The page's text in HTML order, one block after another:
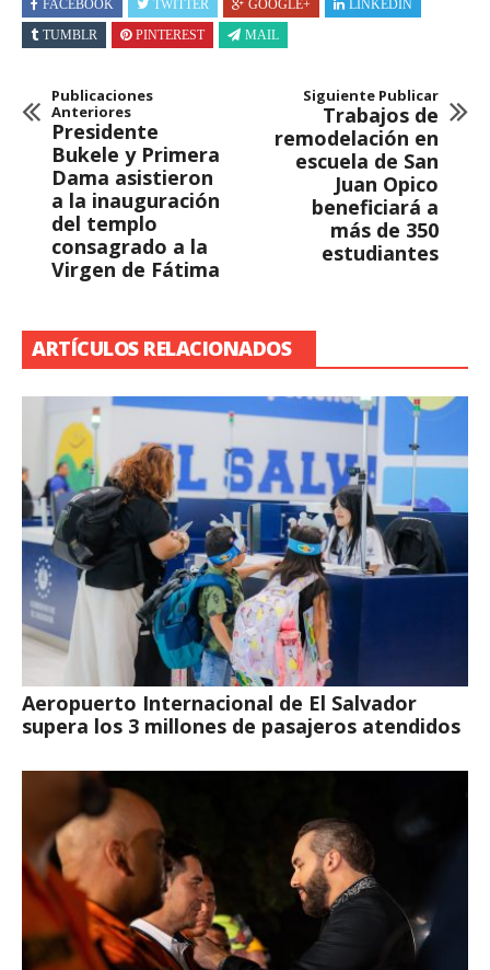
FACEBOOK TWITTER GOOGLE+
LINKEDIN
TUMBLR
PINTEREST MAIL
Publicaciones
Anteriores
Presidente
Bukele y Primera
Dama asistieron
a la inauguración
del templo
consagrado a la
Virgen de Fátima
Siguiente Publicar
Trabajos de
remodelación en
escuela de San
Juan Opico
beneficiará a
más de 350
estudiantes
ARTÍCULOS RELACIONADOS
Aeropuerto Internacional de El Salvador
supera los 3 millones de pasajeros atendidos